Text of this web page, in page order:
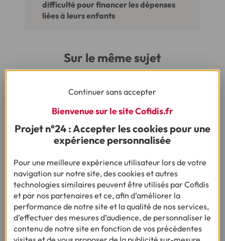
difficulté pour financer les dépenses
liées à leurs enfants
Sur le même sujet
ENQUÊTE :
Continuer sans accepter
Bienvenue sur le site Cofidis.fr
Projet n°24 : Accepter les cookies pour une
expérience personnalisée
Pour une meilleure expérience utilisateur lors de votre
navigation sur notre site, des cookies et autres
technologies similaires peuvent être utilisés par Cofidis
et par nos partenaires et ce, afin d’améliorer la
performance de notre site et la qualité de nos services,
d’effectuer des mesures d’audience, de personnaliser le
contenu de notre site en fonction de vos précédentes